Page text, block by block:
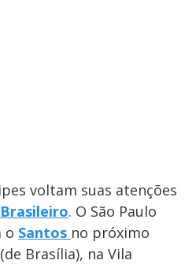
voltam suas atenções
. O São Paulo
o Santos no próximo
Brasília), na Vila